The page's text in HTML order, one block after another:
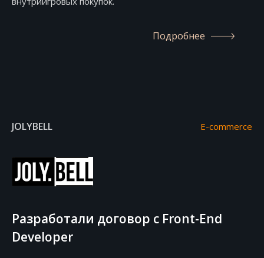
Подробнее
JOLYBELL E-commerce
Разработали договор с Front-End
Developer